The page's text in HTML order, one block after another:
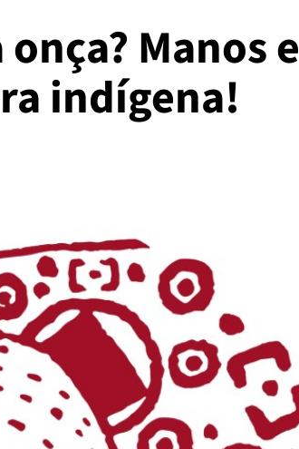
Manos e
indígena!